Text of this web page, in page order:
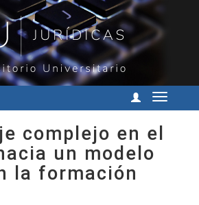
Cambiar
complejo en el
un modelo
la formación